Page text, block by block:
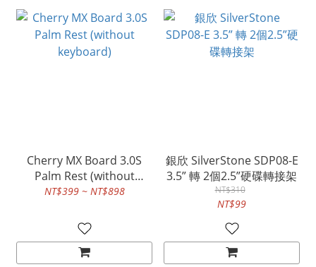
Cherry MX Board 3.0S
Palm Rest (without
keyboard)
NT$399 ~ NT$898
銀欣 SilverStone SDP08-E
3.5” 轉 2個2.5”硬碟轉接架
NT$310
NT$99